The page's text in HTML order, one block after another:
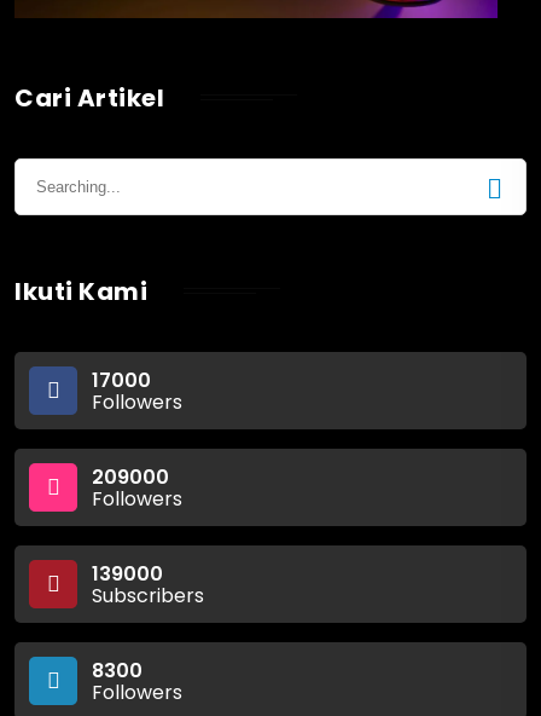
Cari Artikel
Ikuti Kami
17000
Followers
209000
Followers
139000
Subscribers
8300
Followers